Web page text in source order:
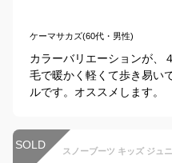
ケーマサカズ(60代・男性)
カラーバリエーションが、
毛で暖かく軽くて歩き易い
ルです。オススメします。
SOLD